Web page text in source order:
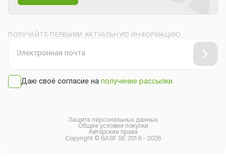
ПОЛУЧАЙТЕ ПЕРВЫМИ АКТУАЛЬНУЮ ИНФОРМАЦИЮ
Даю своё согласие на получение рассылки
Copyright © BASF SE 2019 - 2026
Защита персональных данных
Общие условия покупки
Авторские права